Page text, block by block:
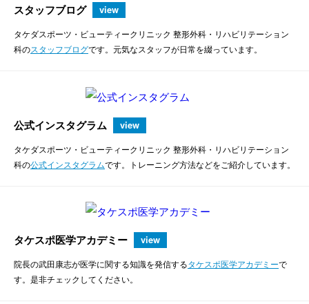
スタッフブログ view
タケダスポーツ・ビューティークリニック 整形外科・リハビリテーション
科のスタッフブログです。元気なスタッフが日常を綴っています。
公式インスタグラム view
タケダスポーツ・ビューティークリニック 整形外科・リハビリテーション
科の公式インスタグラムです。トレーニング方法などをご紹介しています。
タケスポ医学アカデミー view
院長の武田康志が医学に関する知識を発信するタケスポ医学アカデミーで
す。是非チェックしてください。